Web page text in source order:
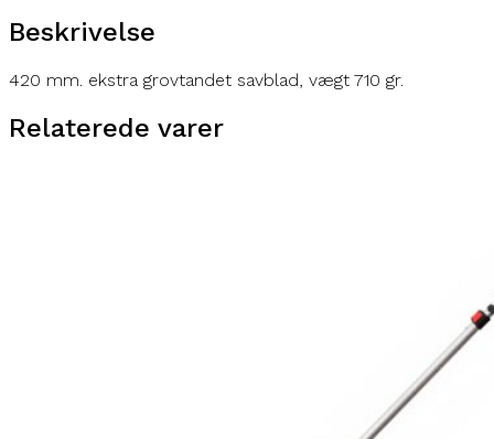
Beskrivelse
420 mm. ekstra grovtandet savblad, vægt 710 gr.
Relaterede varer